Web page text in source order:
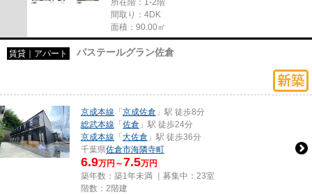
間取り：4DK
面積：90.00㎡
賃貸｜アパート パステールグラン佐倉
京成本線 「京成佐倉 」駅 徒歩8分
総武本線 「佐倉 」駅 徒歩24分
京成本線 「大佐倉 」駅 徒歩36分
千葉県佐倉市海隣寺町
6.9万円～7.5万円
築年数：築1年未満 ｜募集中： 23室
階数：2階建